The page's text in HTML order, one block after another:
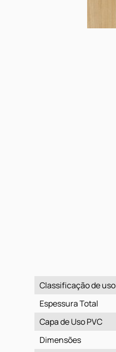
Classificação de uso
Espessura Total
Capa de Uso PVC
Dimensões